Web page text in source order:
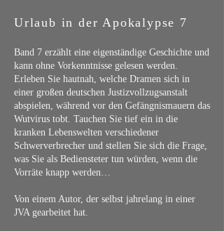
Urlaub in der Apokalypse 7
Band 7 erzählt eine eigenständige Geschichte und
kann ohne Vorkenntnisse gelesen werden.
Erleben Sie hautnah, welche Dramen sich in
einer großen deutschen Justizvollzugsanstalt
abspielen, während vor den Gefängnismauern das
Wutvirus tobt. Tauchen Sie tief ein in die
kranken Lebenswelten verschiedener
Schwerverbrecher und stellen Sie sich die Frage,
was Sie als Bediensteter tun würden, wenn die
Vorräte knapp werden…
Von einem Autor, der selbst jahrelang in einer
JVA gearbeitet hat.